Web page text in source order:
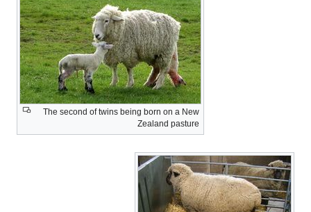
The second of twins being born on a New
Zealand pasture